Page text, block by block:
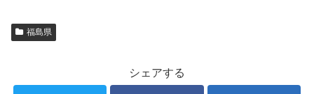
福島県
シェアする